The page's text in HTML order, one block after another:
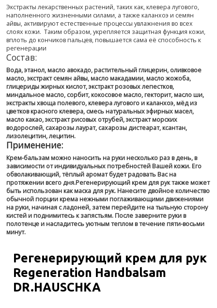
Экстракты лекарственных растений, таких как, клевера лугового,
наполненного жизненными силами, а также каланхоэ и семян
айвы, активируют естественные процессы увлажнения во всех
слоях кожи. Таким образом, укрепляется защитная функция кожи,
вплоть до кончиков пальцев, повышается сама её способность к
регенерации
Состав:
Вода, этанол, масло авокадо, растительный глицерин, оливковое
масло, экстракт семян айвы, масло макадамии, масло жожоба,
глицериды жирных кислот, экстракт розовых лепестков,
миндальное масло, сорбит, кокосовое масло, гекторит, масло ши,
экстракты хвоща полевого, клевера лугового и каланхоэ, мёд из
цветков красного клевера, смесь натуральных эфирных масел,
масло какао, экстракт рисовых отрубей, экстракт морских
водорослей, сахарозы лаурат, сахарозы дистеарат, ксантан,
лизолецитин, лецитин.
Применение:
Крем-бальзам можно наносить на руки несколько раз в день, в
зависимости от индивидуальных потребностей Вашей кожи. Его
обволакивающий, тёплый аромат будет радовать Вас на
протяжении всего дня.Регенерирующий крем для рук также может
быть использован как маска для рук. Нанесите двойное количество
обычной порции крема нежными поглаживающими движениями
на руки, начиная с ладоней, затем перейдите на тыльную сторону
кистей и поднимитесь к запястьям. После заверните руки в
полотенце и насладитесь уютным теплом в течение пяти-восьми
минут.
Регенерирующий крем для рук
Regeneration Handbalsam
DR.HAUSCHKA